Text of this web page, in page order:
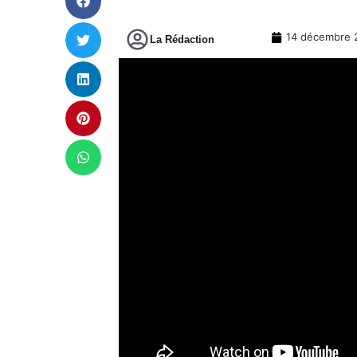
La Rédaction 14 décembre